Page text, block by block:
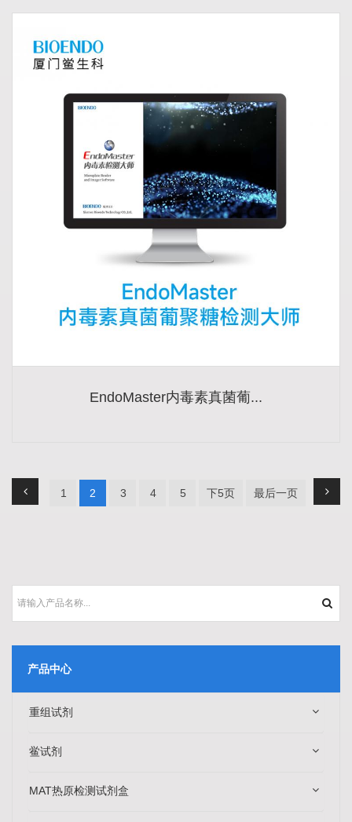
EndoMaster内毒素真菌葡...
1 2 3 4 5 下5页 最后一页
产品中心
重组试剂
鲎试剂
MAT热原检测试剂盒